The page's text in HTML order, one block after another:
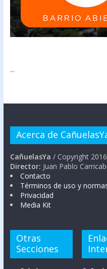
...
Acerca de
CañuelasYa / Copyright
Director: Juan Pablo
Contacto
Términos de uso y
Privacidad
Media Kit
Otras
Secciones